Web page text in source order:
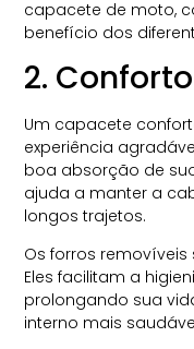
capacete de moto,
benefício dos
2. Conforto
Um capacete
experiência
boa absorção de
ajuda a manter a
longos trajetos.
Os forros
Eles facilitam a
prolongando sua
interno mais